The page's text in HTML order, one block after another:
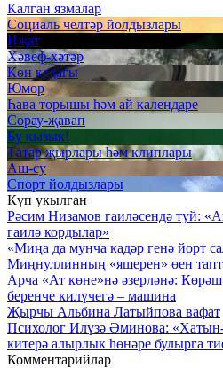
Калган язмалар
Социаль челтәр йолдызлары
Иҗат
Хәвеф-хәтәр
Көн кадагы
Юмор
Һава торышы һәм ай календаре
Сорау-җавап
Бу кызык!
Татар җырлары һәм клиплары
Аш-су
Спорт йолдызлары
Күп укылган
Рәсим Низамов гаиләсендә туй:
гаилә кордылар»
«Миңа да мунча кадәр генә йорт
Миңнуллинның «яшерен» өен
Арча «Ат көне»нә әзерләнә:
беренче килүчегә – машина
Җырчы Альбина Латыйпова вафат
Психолог Илүзә Әминова:
китерә алырлык һөнәре булырга
Комментарийлар